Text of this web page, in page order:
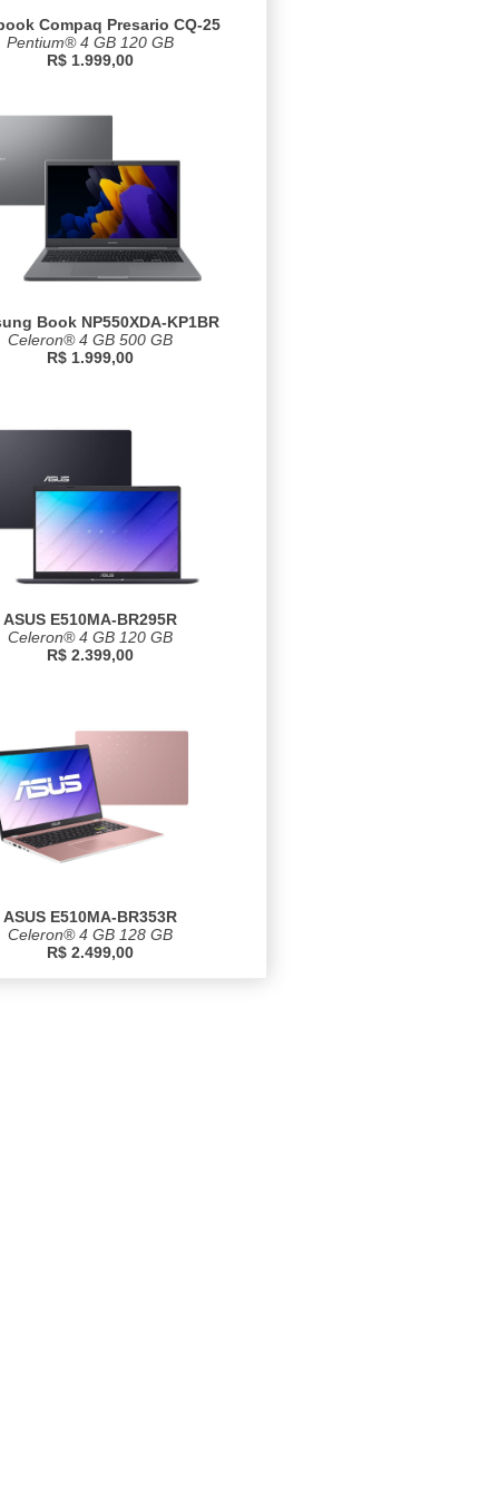
Compaq Presario CQ-25
Pentium® 4 GB 120 GB
R$ 1.999,00
Book NP550XDA-KP1BR
Celeron® 4 GB 500 GB
R$ 1.999,00
ASUS E510MA-BR295R
Celeron® 4 GB 120 GB
R$ 2.399,00
ASUS E510MA-BR353R
Celeron® 4 GB 128 GB
R$ 2.499,00